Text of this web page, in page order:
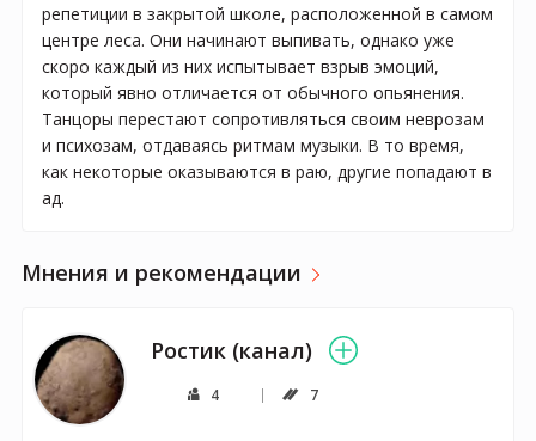
репетиции в закрытой школе, расположенной в самом
центре леса. Они начинают выпивать, однако уже
скоро каждый из них испытывает взрыв эмоций,
который явно отличается от обычного опьянения.
Танцоры перестают сопротивляться своим неврозам
и психозам, отдаваясь ритмам музыки. В то время,
как некоторые оказываются в раю, другие попадают в
ад.
Мнения и рекомендации
Ростик (канал)
4 7